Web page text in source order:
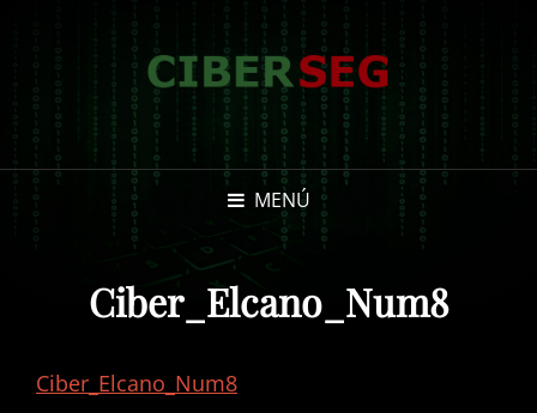
MENÚ
Ciber_Elcano_Num8
Ciber_Elcano_Num8